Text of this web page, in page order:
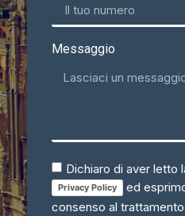
Messaggio
Dichiaro di aver letto
Privacy Policy
ed
consenso al